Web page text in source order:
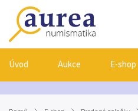
Úvod Aukce E-shop